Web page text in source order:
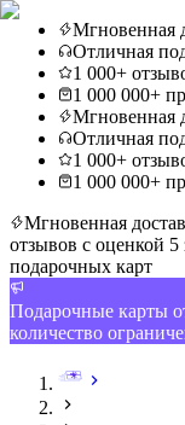
Мгновенная
Отличная
1 000+
1 000 000+
Мгновенная
Отличная
1 000+
1 000 000+
Мгновенная
отзывов с оценкой 5
подарочных карт
Подарочные карты
количество